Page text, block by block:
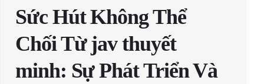
Sức Hút Không Thể
Chối Từ jav thuyết
minh: Sự Phát Triển Và